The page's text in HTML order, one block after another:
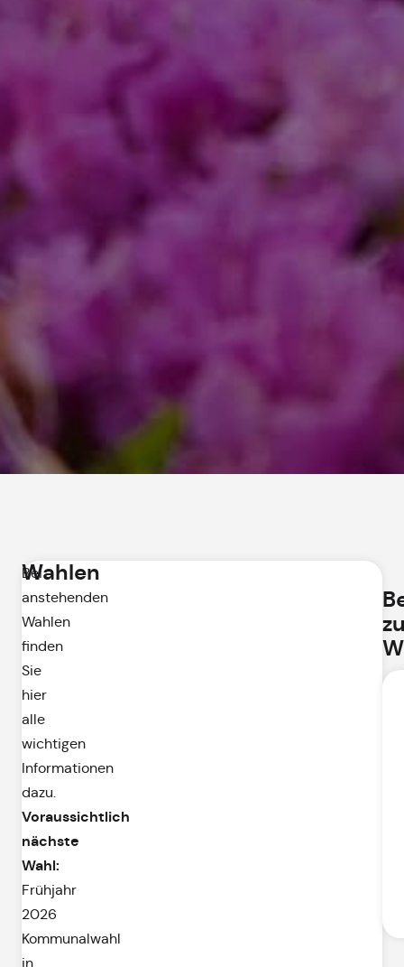
Wahlen
Bei
anstehenden
Wahlen
finden
Sie
hier
alle
wichtigen
Informationen
dazu.
Voraussichtlich
nächste
Wahl:
Frühjahr
2026
Kommunalwahl
in